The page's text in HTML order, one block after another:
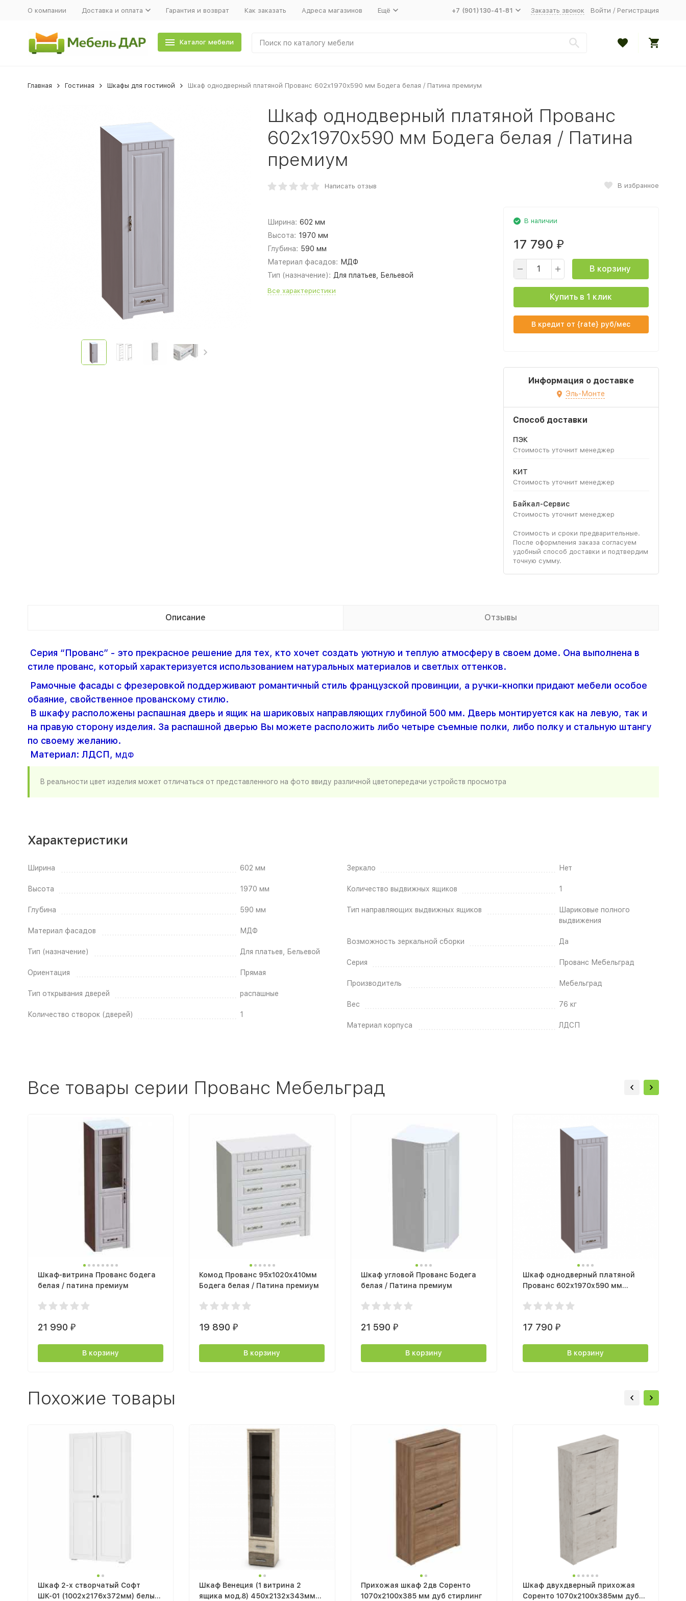
О компании Доставка и оплата Гарантия и возврат Как заказать Адреса магазинов Ещё +7 (901)130-41-81 Заказать звонок Войти / Регистрация
Каталог мебели
Главная Гостиная Шкафы для гостиной Шкаф однодверный платяной Прованс 602х1970х590 мм Бодега белая / Патина премиум
Шкаф однодверный платяной Прованс
602х1970х590 мм Бодега белая / Патина
премиум
Написать отзыв В избранное
Ширина: 602 мм
Высота: 1970 мм
Глубина: 590 мм
Материал фасадов: МДФ
Тип (назначение): Для платьев, Бельевой
Все характеристики
В наличии
17 790 ₽
В корзину
Купить в 1 клик
В кредит от {rate} руб/мес
Информация о доставке
Эль-Монте
Способ доставки
ПЭК
Стоимость уточнит менеджер
КИТ
Стоимость уточнит менеджер
Байкал-Сервис
Стоимость уточнит менеджер
Стоимость и сроки предварительные.
После оформления заказа согласуем
удобный способ доставки и подтвердим
точную сумму.
Описание Отзывы
Серия “Прованс” - это прекрасное решение для тех, кто хочет создать уютную и теплую атмосферу в своем доме. Она выполнена в
стиле прованс, который характеризуется использованием натуральных материалов и светлых оттенков.
Рамочные фасады с фрезеровкой поддерживают романтичный стиль французской провинции, а ручки-кнопки придают мебели особое
обаяние, свойственное прованскому стилю.
В шкафу расположены распашная дверь и ящик на шариковых направляющих глубиной 500 мм. Дверь монтируется как на левую, так и
на правую сторону изделия. За распашной дверью Вы можете расположить либо четыре съемные полки, либо полку и стальную штангу
по своему желанию.
Материал: ЛДСП, МДФ
В реальности цвет изделия может отличаться от представленного на фото ввиду различной цветопередачи устройств просмотра
Характеристики
Ширина 602 мм
Высота 1970 мм
Глубина 590 мм
Материал фасадов МДФ
Тип (назначение) Для платьев, Бельевой
Ориентация Прямая
Тип открывания дверей распашные
Количество створок (дверей) 1
Зеркало Нет
Количество выдвижных ящиков 1
Тип направляющих выдвижных ящиков
Шариковые полного
выдвижения
Возможность зеркальной сборки Да
Серия Прованс Мебельград
Производитель Мебельград
Вес 76 кг
Материал корпуса ЛДСП
Все товары серии Прованс Мебельград
Шкаф-витрина Прованс бодега
белая / патина премиум
21 990 ₽
В корзину
Комод Прованс 95х1020х410мм
Бодега белая / Патина премиум
19 890₽
В корзину
Шкаф угловой Прованс Бодега
белая / Патина премиум
21 590 ₽
В корзину
Шкаф однодверный платяной
Прованс 602х1970х590 мм
17 790 ₽
В корзину
Похожие товары
Шкаф 2-х створчатый Софт
ШК-01 (1002х2176х372мм) белый
Шкаф Венеция (1 витрина 2
ящика мод.8) 450х2132х343мм
Прихожая шкаф 2дв Соренто
1070х2100х385 мм дуб стирлинг
Шкаф двухдверный прихожая
Соренто 1070х2100х385мм дуб